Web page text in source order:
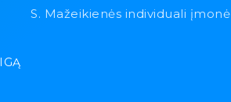
S. Mažeikienės individuali įmonė